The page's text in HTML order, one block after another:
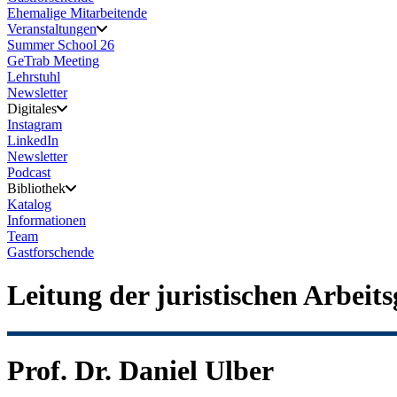
Ehemalige Mitarbeitende
Veranstaltungen
Summer School 26
GeTrab Meeting
Lehrstuhl
Newsletter
Digitales
Instagram
LinkedIn
Newsletter
Podcast
Bibliothek
Katalog
Informationen
Team
Gastforschende
Leitung der juristischen
Prof. Dr. Daniel Ulber